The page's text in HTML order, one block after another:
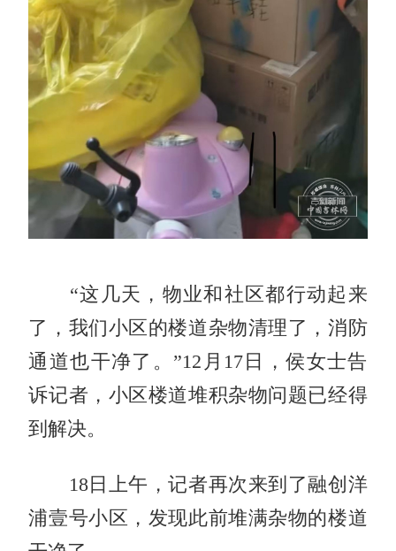
“这几天，物业和社区都行动起来
了，我们小区的楼道杂物清理了，消防
通道也干净了。”12月17日，侯女士告
诉记者，小区楼道堆积杂物问题已经得
到解决。
18日上午，记者再次来到了融创洋
浦壹号小区，发现此前堆满杂物的楼道